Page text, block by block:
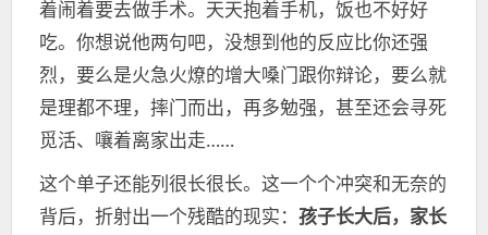
着闹着要去做手术。天天抱着手机，饭也不好好
吃。你想说他两句吧，没想到他的反应比你还强
烈，要么是火急火燎的增大嗓门跟你辩论，要么就
是理都不理，摔门而出，再多勉强，甚至还会寻死
觅活、嚷着离家出走……
这个单子还能列很长很长。这一个个冲突和无奈的
背后，折射出一个残酷的现实： 孩子长大后，家长